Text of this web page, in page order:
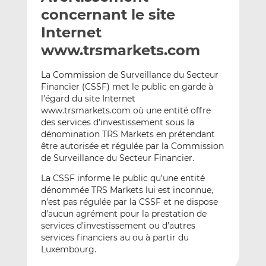
e
a
e
m
a
i
l
g
e
s
r
L
i
n
k
e
d
I
n
g
e
s
r
F
a
c
e
b
o
o
k
concernant le site
Internet
www.trsmarkets.com
La Commission de Surveillance du Secteur
Financier (CSSF) met le public en garde à
l’égard du site Internet
www.trsmarkets.com où une entité offre
des services d’investissement sous la
dénomination TRS Markets en prétendant
être autorisée et régulée par la Commission
de Surveillance du Secteur Financier.
La CSSF informe le public qu’une entité
dénommée TRS Markets lui est inconnue,
n’est pas régulée par la CSSF et ne dispose
d’aucun agrément pour la prestation de
services d’investissement ou d’autres
services financiers au ou à partir du
Luxembourg.